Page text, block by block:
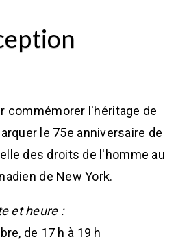
commémorer l'héritage de
le 75e anniversaire de
des droits de l'homme au
de New York.
et heure :
de 17 h à 19 h